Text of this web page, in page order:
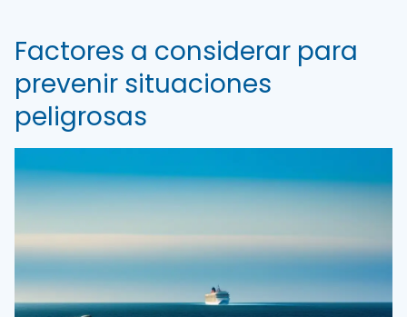
Factores a considerar para
prevenir situaciones
peligrosas